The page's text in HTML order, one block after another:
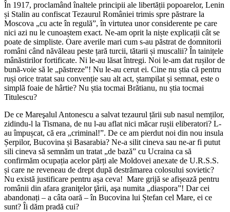
În 1917, proclamând înaltele principii ale libertății popoarelor, Lenin
și Stalin au confiscat Tezaurul României trimis spre păstrare la
Moscova „cu acte în regulă”, în virtutea unor considerente pe care
nici azi nu le cunoaștem exact. Ne-am oprit la niște explicații cât se
poate de simpliste. Oare averile mari cum s-au păstrat de domnitorii
români când năvăleau peste țară turcii, tătarii și muscalii? În tainițele
mânăstirilor fortificate. Ni le-au lăsat întregi. Noi le-am dat rușilor de
bună-voie să le „păstreze”! Nu le-au cerut ei. Cine nu știa că pentru
ruși orice tratat sau convenție sau alt act, ștampilat și semnat, este o
simplă foaie de hârtie? Nu știa tocmai Brătianu, nu știa tocmai
Titulescu?
De ce Mareşalul Antonescu a salvat tezaurul țării sub nasul nemților,
zidindu-l la Tismana, de nu l-au aflat nici măcar rușii eliberatori? L-
au împușcat, că era „criminal!”. De ce am pierdut noi din nou insula
Șerpilor, Bucovina și Basarabia? Ne-a silit cineva sau ne-ar fi putut
sili cineva să semnăm un tratat „de bază” cu Ucraina ca să
confirmăm ocupația acelor părți ale Moldovei anexate de U.R.S.S.
și care ne reveneau de drept după destrămarea colosului sovietic?
Nu există justificare pentru așa ceva! Mare grijă se afișează pentru
românii din afara graniţelor ţării, aşa numita „diaspora”! Dar cei
abandonați – a câta oară – în Bucovina lui Ștefan cel Mare, ei ce
sunt? Îi dăm pradă cui?